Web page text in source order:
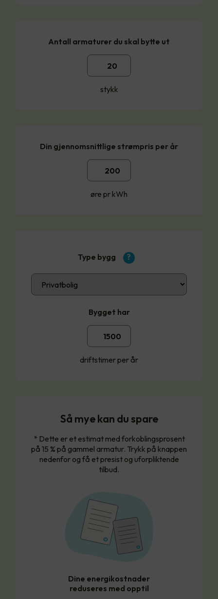
Antall armaturer du skal bytte ut
stykk
Din gjennomsnittlige strømpris per år
øre pr kWh
Type bygg ?
Bygget har
driftstimer per år
Så mye kan du spare
* Dette er et estimat med forkoblingsprosent
på 15 % på gammel armatur. Trykk på knappen
nedenfor og få et presist og uforpliktende
tilbud.
Dine energikostnader
reduseres med opptil